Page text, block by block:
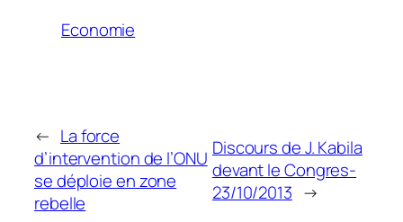
Economie
← La force
d’intervention de l’ONU
se déploie en zone
rebelle
Discours de J. Kabila
devant le Congres-
23/10/2013 →